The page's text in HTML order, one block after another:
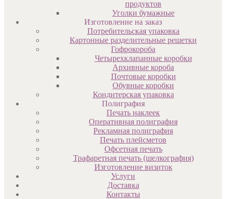
продуктов
Уголки бумажные
Изготовление на заказ
Потребительская упаковка
Картонные разделительные решетки
Гофрокороба
Четырехклапанные коробки
Архивные короба
Почтовые коробки
Обувные коробки
Кондитерская упаковка
Полиграфия
Печать наклеек
Оперативная полиграфия
Рекламная полиграфия
Печать плейсметов
Офсетная печать
Трафаретная печать (шелкография)
Изготовление визиток
Услуги
Доставка
Контакты